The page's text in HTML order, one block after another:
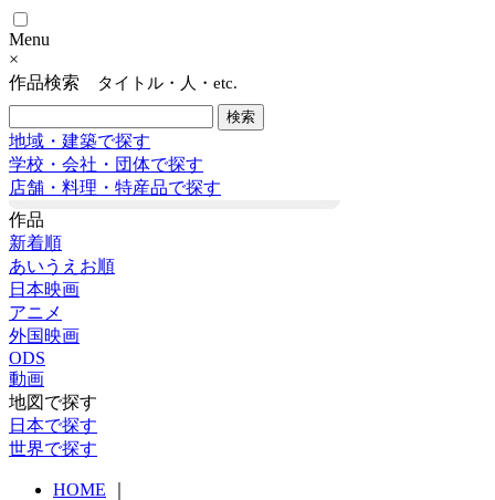
Menu
×
作品検索
タイトル・人・etc.
地域・建築で探す
学校・会社・団体で探す
店舗・料理・特産品で探す
作品
新着順
あいうえお順
日本映画
アニメ
外国映画
ODS
動画
地図で探す
日本で探す
世界で探す
HOME